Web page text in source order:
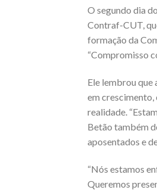
O segundo dia
Contraf-CUT,
formação da
“Compromisso
Ele lembrou que
em crescimento,
realidade.
Betão também
aposentados e
“Nós estamos
Queremos